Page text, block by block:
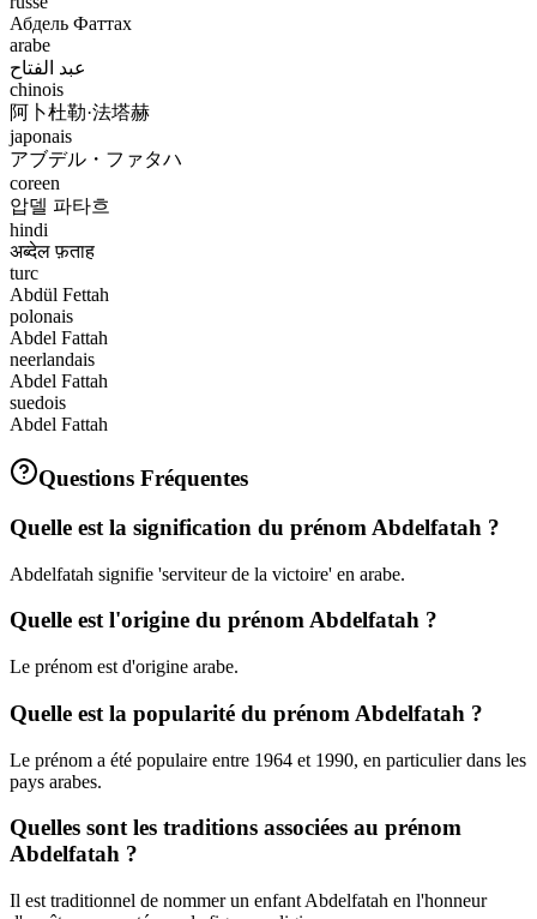
Абдель Фаттах
arabe
عبد الفتاح
chinois
阿卜杜勒·法塔赫
japonais
アブデル・ファタハ
coreen
압델 파타흐
hindi
अब्देल फ़ताह
turc
Abdül Fettah
polonais
Abdel Fattah
neerlandais
Abdel Fattah
suedois
Abdel Fattah
Questions Fréquentes
Quelle est la signification du prénom Abdelfatah ?
Abdelfatah signifie 'serviteur de la victoire' en arabe.
Quelle est l'origine du prénom Abdelfatah ?
Le prénom est d'origine arabe.
Quelle est la popularité du prénom Abdelfatah ?
Le prénom a été populaire entre 1964 et 1990, en particulier dans les
pays arabes.
Quelles sont les traditions associées au prénom
Abdelfatah ?
Il est traditionnel de nommer un enfant Abdelfatah en l'honneur